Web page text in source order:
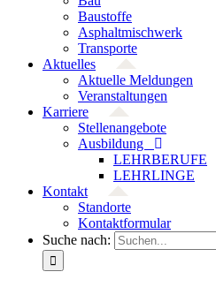
Baustoffe
Asphaltmischwerk
Transporte
Aktuelles
Aktuelle Meldungen
Veranstaltungen
Karriere
Stellenangebote
Ausbildung
LEHRBERUFE
LEHRLINGE
Kontakt
Standorte
Kontaktformular
Suche nach: